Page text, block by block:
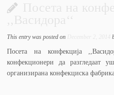
Посета на
,,Васидора‘‘
This entry was posted on
Посета на конфекција
конфекционери да разгледаат
организирана конфекциска